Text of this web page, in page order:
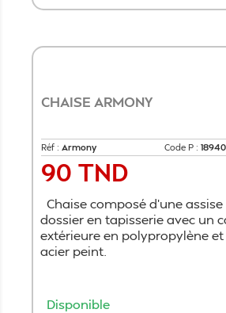
CHAISE ARMONY
Réf : Armony Code P :
Prix
90 TND
Chaise composé d’une assise
dossier en tapisserie avec un
extérieure en polypropylène et
acier peint.
Disponible